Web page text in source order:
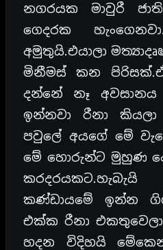
නගරයක මාවුරී
ගෙදරක
අමුතුයි.එයාලා
මිනීමස් කන
දන්නේ නෑ
ඉන්නවා රීනා
පවුලේ අයගේ මේ
මේ හොරුන්ට මුහුණ
කණ්ඩායමේ ඉන්න
එක්ක රීනා
හදන විදිහයි